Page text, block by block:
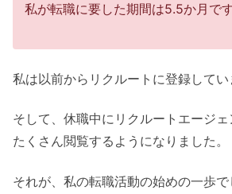
私が転職に要した期間は5.5か月です
私は以前からリクルートに登録してい
そして、休職中にリクルートエージ
たくさん閲覧するようになりました。
それが、私の転職活動の始めの一歩で